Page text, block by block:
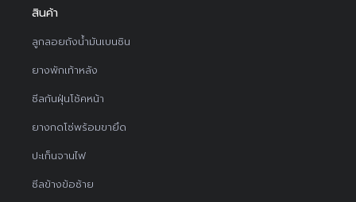
สินค้า
ลูกลอยถังน้ำมันเบนซิน
ยางพักเท้าหลัง
ซีลกันฝุ่นโช้คหน้า
ยางกดโซ่พร้อมขายึด
ปะเก็นจานไฟ
ซีลข้างข้อซ้าย